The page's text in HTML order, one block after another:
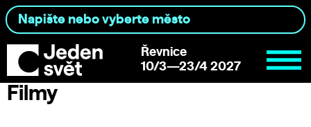
Řevnice
10/3—23/4 2027
Filmy